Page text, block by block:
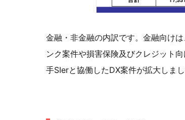
金融・非金融の内訳です。金融向け
ンク案件や損害保険及びクレジット
手SIerと協働したDX案件が拡大しまし